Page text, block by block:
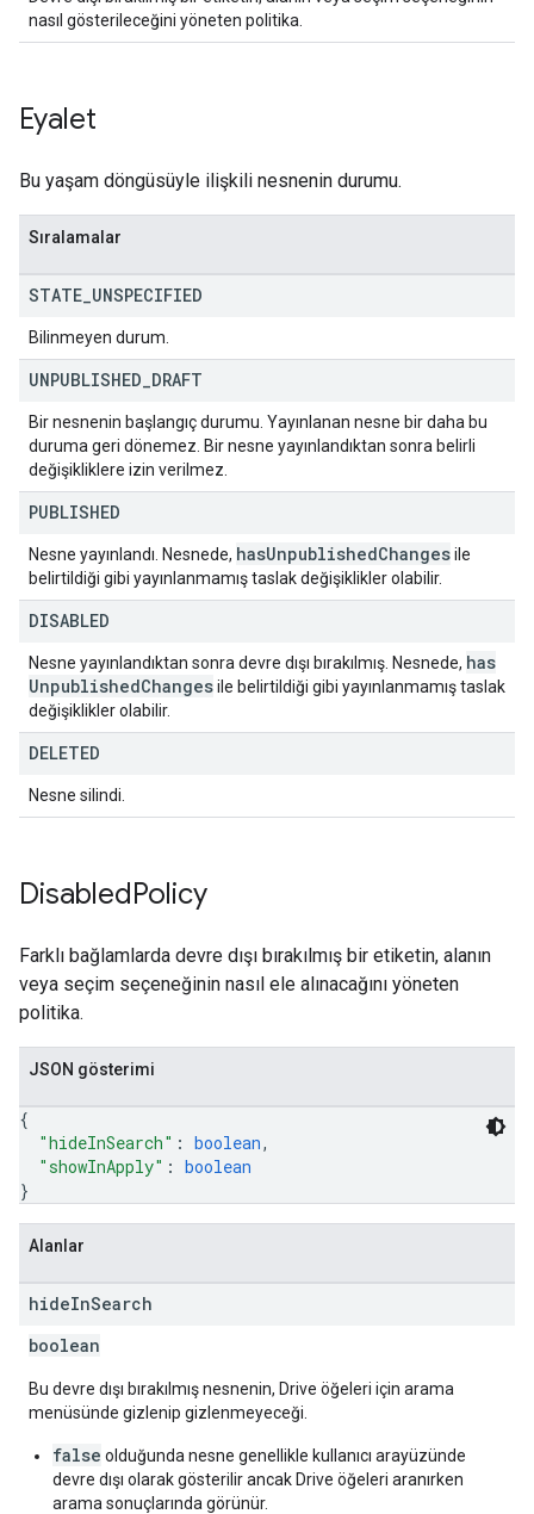
nasıl gösterileceğini yöneten politika.
Eyalet
Bu yaşam döngüsüyle ilişkili nesnenin durumu.
Sıralamalar
STATE UNSPECIFIED
Bilinmeyen durum.
UNPUBLISHED DRAFT
Bir nesnenin başlangıç durumu. Yayınlanan nesne bir daha bu
duruma geri dönemez. Bir nesne yayınlandıktan sonra belirli
değişikliklere izin verilmez.
PUBLISHED
Nesne yayınlandı. Nesnede, hasUnpublishedChangesile
belirtildiği gibi yayınlanmamış taslak değişiklikler olabilir.
DISABLED
Nesne yayınlandıktan sonra devre dışı bırakılmış. Nesnede, has
UnpublishedChangesile belirtildiği gibi yayınlanmamış taslak
değişiklikler olabilir.
DELETED
Nesne silindi.
DisabledPolicy
Farklı bağlamlarda devre dışı bırakılmış bir etiketin, alanın
veya seçim seçeneğinin nasıl ele alınacağını yöneten
politika.
JSON gösterimi
{
"hideInSearch" : boolean,
"showInApply" : boolean
}
Alanlar
hideInSearch
boolean
Bu devre dışı bırakılmış nesnenin, Drive öğeleri için arama
menüsünde gizlenip gizlenmeyeceği.
false olduğunda nesne genellikle kullanıcı arayüzünde
devre dışı olarak gösterilir ancak Drive öğeleri aranırken
arama sonuçlarında görünür.